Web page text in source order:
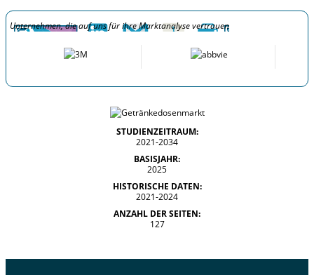
Unternehmen, die auf uns für ihre Marktanalyse vertrauen
STUDIENZEITRAUM:
2021-2034
BASISJAHR:
2025
HISTORISCHE DATEN:
2021-2024
ANZAHL DER SEITEN:
127